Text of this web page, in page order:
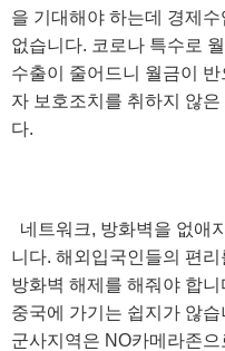
을 기대해야 하는데 경제
없습니다. 코로나 특수로
수출이 줄어드니 월금이
자 보호조치를 취하지 않
다.
네트워크, 방화벽을 없애
니다. 해외입국인들의 편
방화벽 해제를 해줘야 합
중국에 가기는 쉽지가 않
군사지역은 NO카메라존